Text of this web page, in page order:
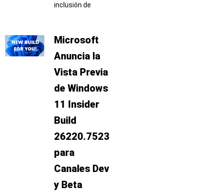
inclusión de
Microsoft
Anuncia la
Vista Previa
de Windows
11 Insider
Build
26220.7523
para
Canales Dev
y Beta